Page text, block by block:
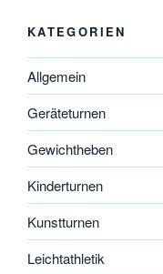
KATEGORIEN
Allgemein
Geräteturnen
Gewichtheben
Kinderturnen
Kunstturnen
Leichtathletik